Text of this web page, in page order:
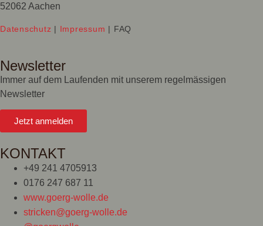
52062 Aachen
Datenschutz | Impressum | FAQ
Newsletter
Immer auf dem Laufenden mit unserem regelmässigen
Newsletter
Jetzt anmelden
KONTAKT
+49 241 4705913
0176 247 687 11
www.goerg-wolle.de
stricken@goerg-wolle.de